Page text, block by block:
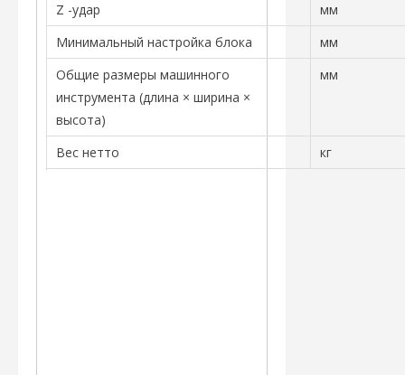
Z -удар
мм
Минимальный настройка блока
мм
Общие размеры машинного
инструмента (длина × ширина ×
высота)
мм
Вес нетто кг